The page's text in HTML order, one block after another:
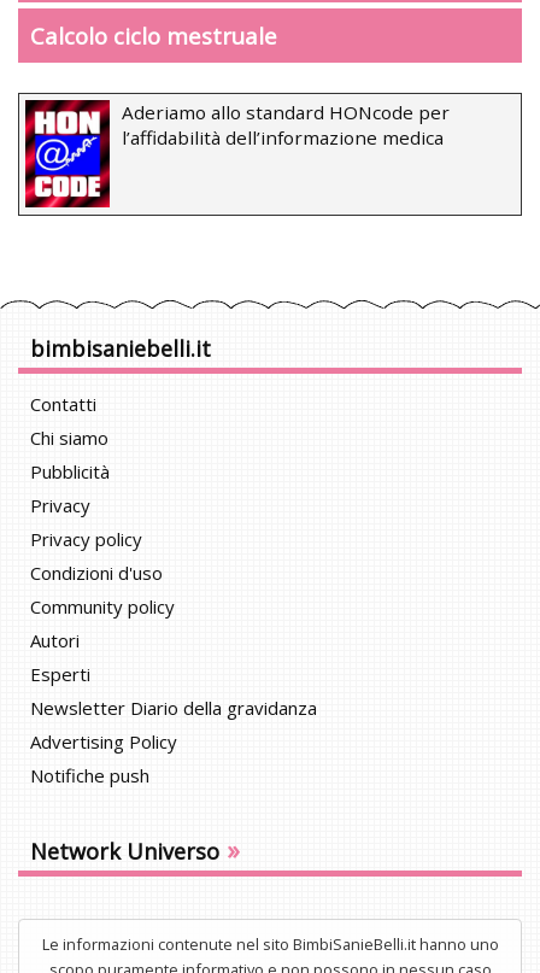
Calcolo ciclo mestruale
Aderiamo allo standard HONcode per
l’affidabilità dell’informazione medica
bimbisaniebelli.it
Contatti
Chi siamo
Pubblicità
Privacy
Privacy policy
Condizioni d'uso
Community policy
Autori
Esperti
Newsletter Diario della gravidanza
Advertising Policy
Notifiche push
Network Universo »
Le informazioni contenute nel sito BimbiSanieBelli.it hanno uno